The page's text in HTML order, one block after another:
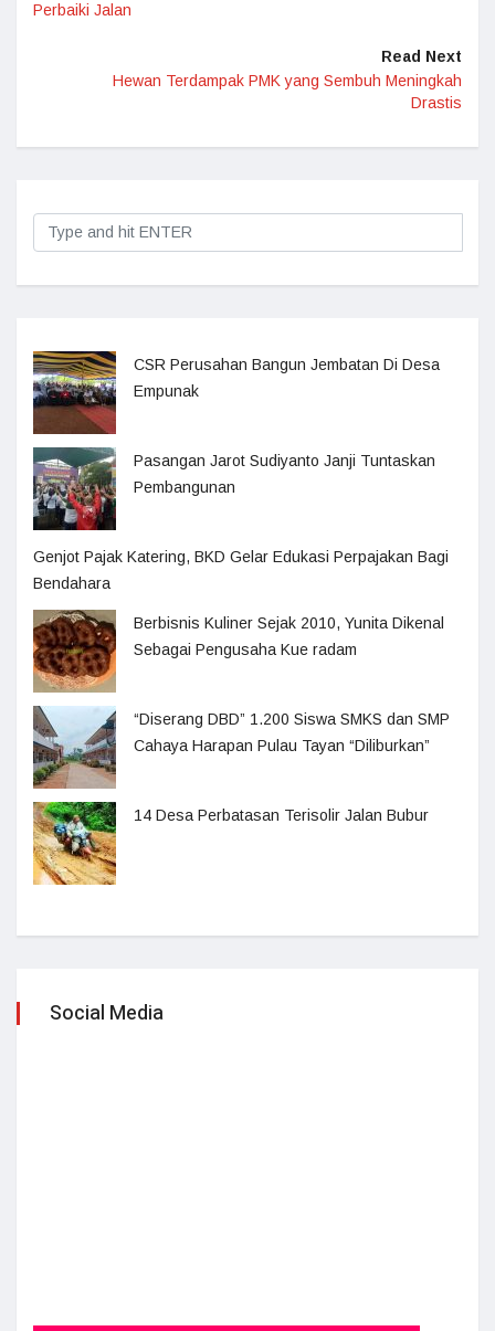
Perbaiki Jalan
Read Next
Hewan Terdampak PMK yang Sembuh Meningkah
Drastis
CSR Perusahan Bangun Jembatan Di Desa
Empunak
Pasangan Jarot Sudiyanto Janji Tuntaskan
Pembangunan
Genjot Pajak Katering, BKD Gelar Edukasi Perpajakan Bagi
Bendahara
Berbisnis Kuliner Sejak 2010, Yunita Dikenal
Sebagai Pengusaha Kue radam
“Diserang DBD” 1.200 Siswa SMKS dan SMP
Cahaya Harapan Pulau Tayan “Diliburkan”
14 Desa Perbatasan Terisolir Jalan Bubur
Social Media